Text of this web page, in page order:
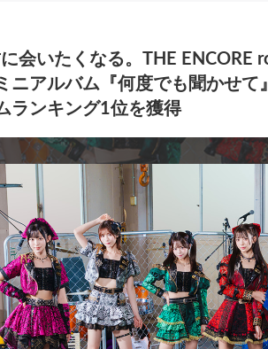
会いたくなる。THE
ニアルバム『何度でも聞かせて
ランキング1位を獲得